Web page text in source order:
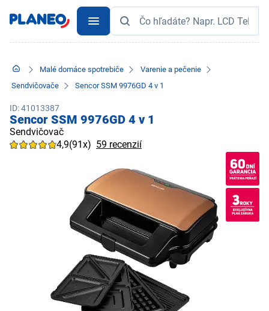
Malé domáce spotrebiče
Varenie a pečenie
Sendvičovače
Sencor SSM 9976GD 4 v 1
ID: 41013387
Sencor SSM 9976GD 4 v 1
Sendvičovač
4,9(91x) 59 recenzií